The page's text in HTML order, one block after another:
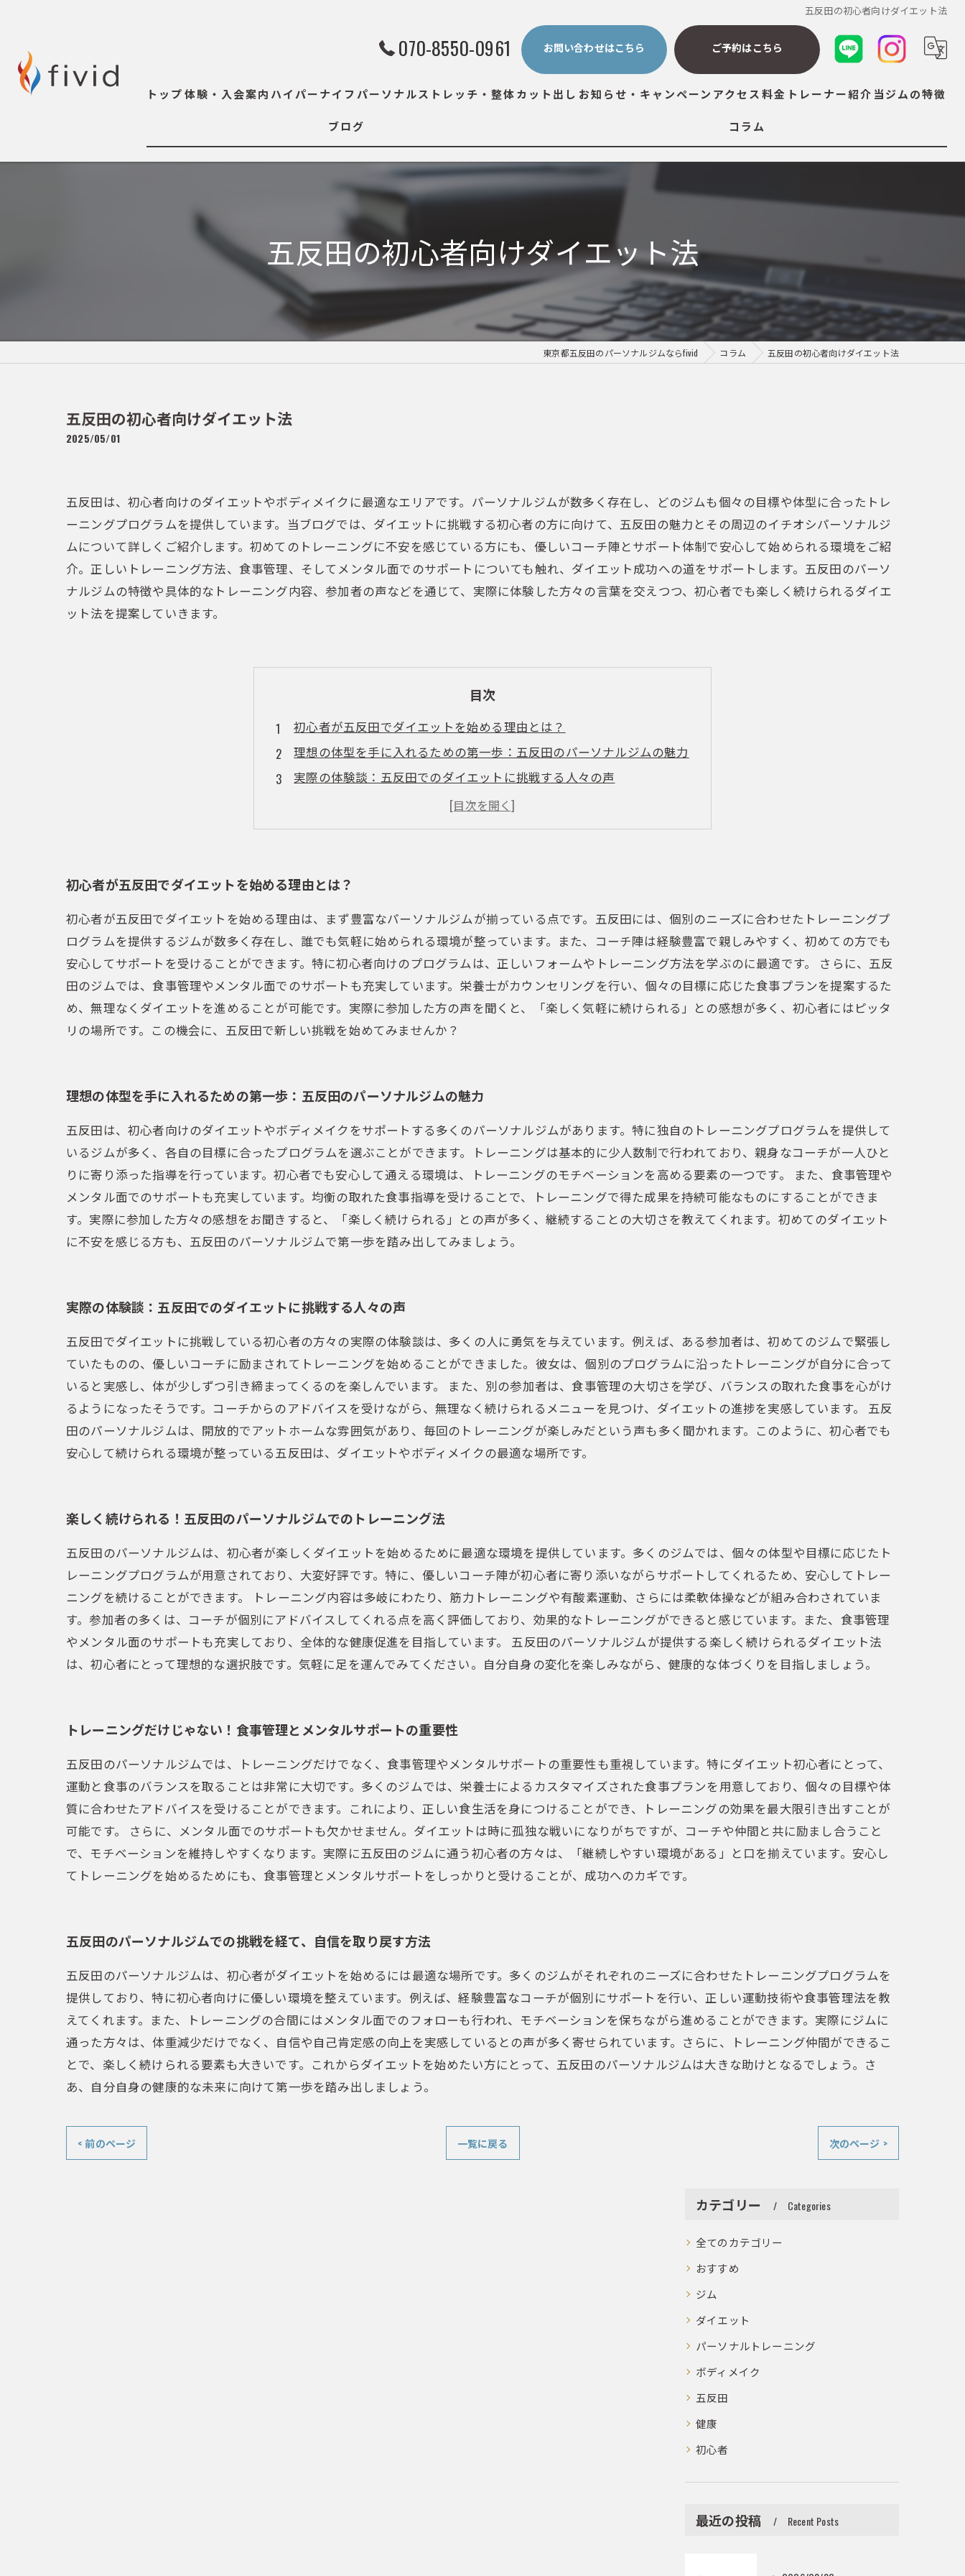
五反田の初心者向けダイエット法
070-8550-0961 お問い合わせはこちら ご予約はこちら
トップ体験・入会案内 ハイパーナイフ パーソナルストレッチ・整体カット出し お知らせ・キャンペーン アクセス料金 トレーナー紹介 当ジムの特徴
ストレッチ
ボディケア
ブログ コラム
五反田の初心者向けダイエット法
東京都五反田のパーソナルジムならfivid コラム 五反田の初心者向けダイエット法
五反田の初心者向けダイエット法
2025/05/01
五反田は、初心者向けのダイエットやボディメイクに最適なエリアです。パーソナルジムが数多く存在し、どのジムも個々の目標や体型に合ったトレ
ーニングプログラムを提供しています。当ブログでは、ダイエットに挑戦する初心者の方に向けて、五反田の魅力とその周辺のイチオシパーソナルジ
ムについて詳しくご紹介します。初めてのトレーニングに不安を感じている方にも、優しいコーチ陣とサポート体制で安心して始められる環境をご紹
介。正しいトレーニング方法、食事管理、そしてメンタル面でのサポートについても触れ、ダイエット成功への道をサポートします。五反田のパーソ
ナルジムの特徴や具体的なトレーニング内容、参加者の声などを通じて、実際に体験した方々の言葉を交えつつ、初心者でも楽しく続けられるダイエ
ット法を提案していきます。
目次
初心者が五反田でダイエットを始める理由とは？
理想の体型を手に入れるための第一歩：五反田のパーソナルジムの魅力
実際の体験談：五反田でのダイエットに挑戦する人々の声
楽しく続けられる！五反田のパーソナルジムでのトレーニング法
トレーニングだけじゃない！食事管理とメンタルサポートの重要性
初心者が五反田でダイエットを始める理由とは？
初心者が五反田でダイエットを始める理由は、まず豊富なパーソナルジムが揃っている点です。五反田には、個別のニーズに合わせたトレーニングプ
ログラムを提供するジムが数多く存在し、誰でも気軽に始められる環境が整っています。また、コーチ陣は経験豊富で親しみやすく、初めての方でも
安心してサポートを受けることができます。特に初心者向けのプログラムは、正しいフォームやトレーニング方法を学ぶのに最適です。 さらに、五反
田のジムでは、食事管理やメンタル面でのサポートも充実しています。栄養士がカウンセリングを行い、個々の目標に応じた食事プランを提案するた
め、無理なくダイエットを進めることが可能です。実際に参加した方の声を聞くと、「楽しく気軽に続けられる」との感想が多く、初心者にはピッタ
リの場所です。この機会に、五反田で新しい挑戦を始めてみませんか？
理想の体型を手に入れるための第一歩：五反田のパーソナルジムの魅力
五反田は、初心者向けのダイエットやボディメイクをサポートする多くのパーソナルジムがあります。特に独自のトレーニングプログラムを提供して
いるジムが多く、各自の目標に合ったプログラムを選ぶことができます。トレーニングは基本的に少人数制で行われており、親身なコーチが一人ひと
りに寄り添った指導を行っています。初心者でも安心して通える環境は、トレーニングのモチベーションを高める要素の一つです。 また、食事管理や
メンタル面でのサポートも充実しています。均衡の取れた食事指導を受けることで、トレーニングで得た成果を持続可能なものにすることができま
す。実際に参加した方々の感想をお聞きすると、「楽しく続けられる」との声が多く、継続することの大切さを教えてくれます。初めてのダイエット
に不安を感じる方も、五反田のパーソナルジムで第一歩を踏み出してみましょう。
実際の体験談：五反田でのダイエットに挑戦する人々の声
五反田でダイエットに挑戦している初心者の方々の実際の体験談は、多くの人に勇気を与えています。例えば、ある参加者は、初めてのジムで緊張し
ていたものの、優しいコーチに励まされてトレーニングを始めることができました。彼女は、個別のプログラムに沿ったトレーニングが自分に合って
いると実感し、体が少しずつ引き締まってくるのを楽しんでいます。 また、別の参加者は、食事管理の大切さを学び、バランスの取れた食事を心がけ
るようになったそうです。コーチからのアドバイスを受けながら、無理なく続けられるメニューを見つけ、ダイエットの進捗を実感しています。 五反
田のパーソナルジムは、開放的でアットホームな雰囲気があり、毎回のトレーニングが楽しみだという声も多く聞かれます。このように、初心者でも
安心して続けられる環境が整っている五反田は、ダイエットやボディメイクの最適な場所です。
楽しく続けられる！五反田のパーソナルジムでのトレーニング法
五反田のパーソナルジムは、初心者が楽しくダイエットを始めるために最適な環境を提供しています。多くのジムでは、個々の体型や目標に応じたト
レーニングプログラムが用意されており、大変好評です。特に、優しいコーチ陣が初心者に寄り添いながらサポートしてくれるため、安心してトレー
ニングを続けることができます。 トレーニング内容は多岐にわたり、筋力トレーニングや有酸素運動、さらには柔軟体操などが組み合わされていま
す。参加者の多くは、コーチが個別にアドバイスしてくれる点を高く評価しており、効果的なトレーニングができると感じています。また、食事管理
やメンタル面のサポートも充実しており、全体的な健康促進を目指しています。 五反田のパーソナルジムが提供する楽しく続けられるダイエット法
は、初心者にとって理想的な選択肢です。気軽に足を運んでみてください。自分自身の変化を楽しみながら、健康的な体づくりを目指しましょう。
トレーニングだけじゃない！食事管理とメンタルサポートの重要性
五反田のパーソナルジムでは、トレーニングだけでなく、食事管理やメンタルサポートの重要性も重視しています。特にダイエット初心者にとって、
運動と食事のバランスを取ることは非常に大切です。多くのジムでは、栄養士によるカスタマイズされた食事プランを用意しており、個々の目標や体
質に合わせたアドバイスを受けることができます。これにより、正しい食生活を身につけることができ、トレーニングの効果を最大限引き出すことが
可能です。 さらに、メンタル面でのサポートも欠かせません。ダイエットは時に孤独な戦いになりがちですが、コーチや仲間と共に励まし合うこと
で、モチベーションを維持しやすくなります。実際に五反田のジムに通う初心者の方々は、「継続しやすい環境がある」と口を揃えています。安心し
てトレーニングを始めるためにも、食事管理とメンタルサポートをしっかりと受けることが、成功へのカギです。
五反田のパーソナルジムでの挑戦を経て、自信を取り戻す方法
五反田のパーソナルジムは、初心者がダイエットを始めるには最適な場所です。多くのジムがそれぞれのニーズに合わせたトレーニングプログラムを
提供しており、特に初心者向けに優しい環境を整えています。例えば、経験豊富なコーチが個別にサポートを行い、正しい運動技術や食事管理法を教
えてくれます。また、トレーニングの合間にはメンタル面でのフォローも行われ、モチベーションを保ちながら進めることができます。実際にジムに
通った方々は、体重減少だけでなく、自信や自己肯定感の向上を実感しているとの声が多く寄せられています。さらに、トレーニング仲間ができるこ
とで、楽しく続けられる要素も大きいです。これからダイエットを始めたい方にとって、五反田のパーソナルジムは大きな助けとなるでしょう。さ
あ、自分自身の健康的な未来に向けて第一歩を踏み出しましょう。
< 前のページ 一覧に戻る 次のページ >
カテゴリー Categories
全てのカテゴリー
おすすめ
ジム
ダイエット
パーソナルトレーニング
ボディメイク
五反田
健康
初心者
最近の投稿 Recent Posts